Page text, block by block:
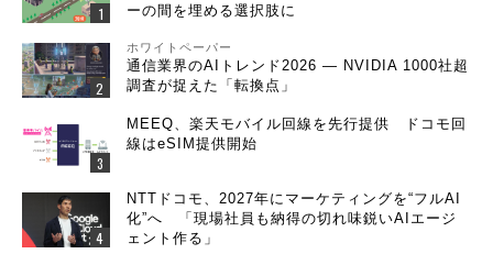
ーの間を埋める選択肢に
ホワイトペーパー
通信業界のAIトレンド2026 ― NVIDIA 1000社超
調査が捉えた「転換点」
MEEQ、楽天モバイル回線を先行提供 ドコモ回
線はeSIM提供開始
NTTドコモ、2027年にマーケティングを“フルAI
化”へ 「現場社員も納得の切れ味鋭いAIエージ
ェント作る」